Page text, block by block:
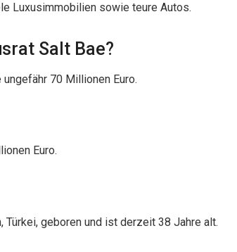
Luxusimmobilien sowie teure Autos.
Salt Bae?
70 Millionen Euro.
Euro.
Türkei, geboren und ist derzeit 38 Jahre alt.